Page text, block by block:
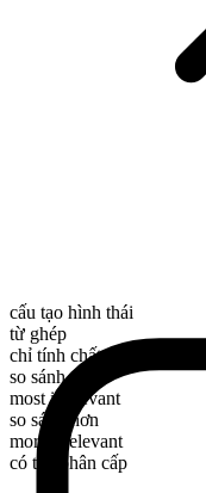
cấu tạo hình thái
từ ghép
chỉ tính chất
so sánh nhất
most irrelevant
so sánh hơn
more irrelevant
có thể phân cấp